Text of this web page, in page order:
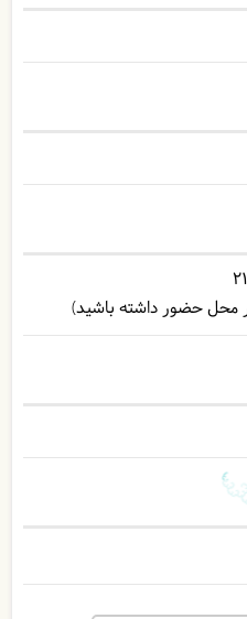
محل حضور داشته باشید)